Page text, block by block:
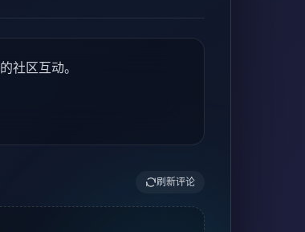
社区互动。
刷新评论